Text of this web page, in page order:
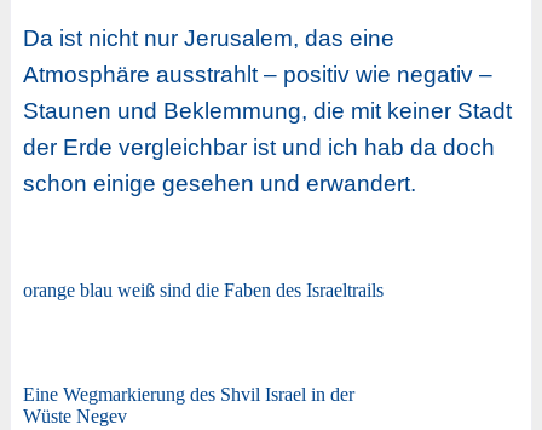
Da ist nicht nur Jerusalem, das eine
Atmosphäre ausstrahlt – positiv wie negativ –
Staunen und Beklemmung, die mit keiner Stadt
der Erde vergleichbar ist und ich hab da doch
schon einige gesehen und erwandert.
orange blau weiß sind die Faben des Israeltrails
Eine Wegmarkierung des Shvil Israel in der
Wüste Negev